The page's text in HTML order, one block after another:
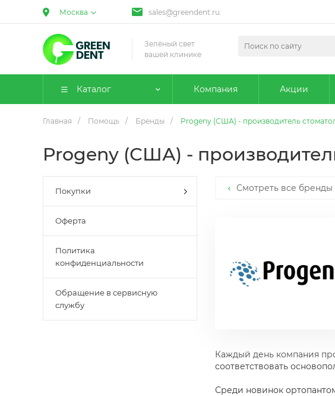
Москва sales@greendent.ru
Зелёный свет
вашей клинике
Каталог Компания Акции
Главная / Помощь / Бренды / Progeny (США) - производитель
Progeny (США) -
Покупки
Оферта
Политика
конфиденциальности
Обращение в сервисную
службу
Смотреть все бренды
Каждый день компания
соответствовать
Среди новинок